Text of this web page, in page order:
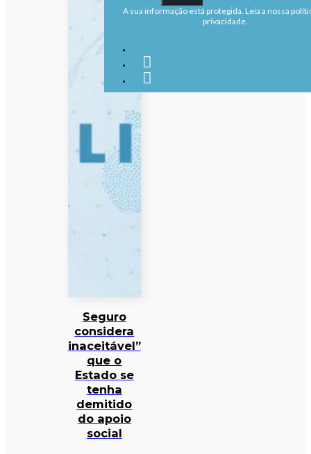
Seguro
considera
inaceitável”
que o
Estado se
tenha
demitido
do apoio
social
A sua informação está protegida. Leia a nossa
privacidade.